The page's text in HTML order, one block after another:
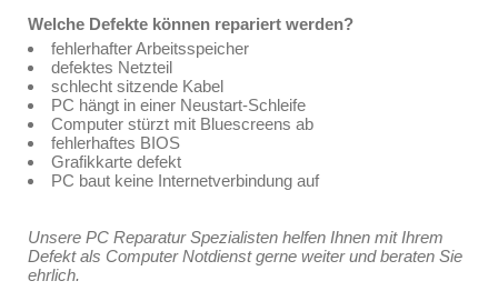
Welche Defekte können repariert werden?
fehlerhafter Arbeitsspeicher
defektes Netzteil
schlecht sitzende Kabel
PC hängt in einer Neustart-Schleife
Computer stürzt mit Bluescreens ab
fehlerhaftes BIOS
Grafikkarte defekt
PC baut keine Internetverbindung auf
Unsere PC Reparatur Spezialisten helfen Ihnen mit Ihrem
Defekt als Computer Notdienst gerne weiter und beraten Sie
ehrlich.